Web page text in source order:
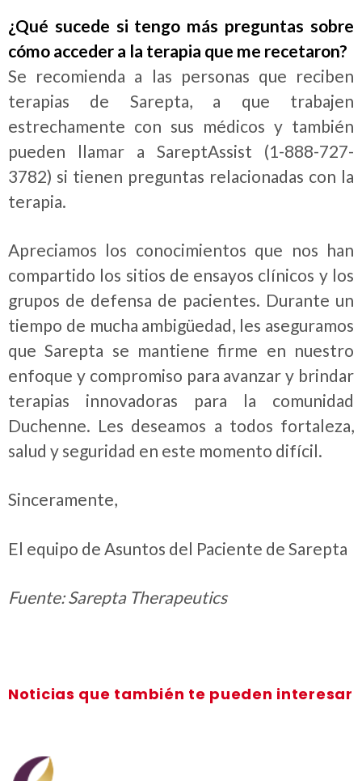
¿Qué sucede si tengo más preguntas sobre
cómo acceder a la terapia que me recetaron?
Se recomienda a las personas que reciben
terapias de Sarepta, a que trabajen
estrechamente con sus médicos y también
pueden llamar a SareptAssist (1-888-727-
3782) si tienen preguntas relacionadas con la
terapia.
Apreciamos los conocimientos que nos han
compartido los sitios de ensayos clínicos y los
grupos de defensa de pacientes. Durante un
tiempo de mucha ambigüedad, les aseguramos
que Sarepta se mantiene firme en nuestro
enfoque y compromiso para avanzar y brindar
terapias innovadoras para la comunidad
Duchenne. Les deseamos a todos fortaleza,
salud y seguridad en este momento difícil.
Sinceramente,
El equipo de Asuntos del Paciente de Sarepta
Fuente: Sarepta Therapeutics
Noticias que también te pueden interesar